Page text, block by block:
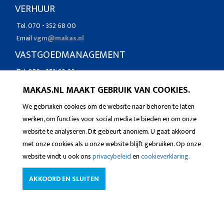
MAKAS.NL MAAKT GEBRUIK VAN COOKIES.
We gebruiken cookies om de website naar behoren te laten
werken, om functies voor social media te bieden en om onze
website te analyseren. Dit gebeurt anoniem. U gaat akkoord
met onze cookies als u onze website blijft gebruiken. Op onze
website vindt u ook onsprivacybeleidencookieverklaring.
AKKOORD EN SLUITEN
VERHUUR
Tel. 070 - 352 68 00
Emailvgm@makas.nl
VASTGOEDMANAGEMENT
Tel. 070 - 352 68 68
Email vgm@makas.nl
© 2026 Makelaars Associatie